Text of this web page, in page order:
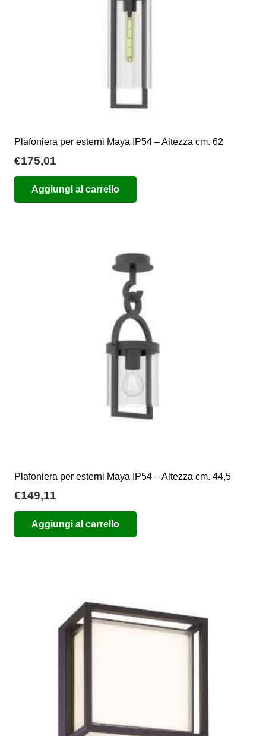
Plafoniera per esterni Maya IP54 – Altezza cm. 62
€175,01
Aggiungi al carrello
Plafoniera per esterni Maya IP54 – Altezza cm. 44,5
€149,11
Aggiungi al carrello